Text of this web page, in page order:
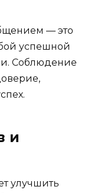
— это
успешной
Соблюдение
и
улучшить